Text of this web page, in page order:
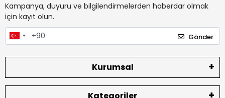
Kampanya, duyuru ve bilgilendirmelerden haberdar olmak
için kayıt olun.
Gönder
Kurumsal